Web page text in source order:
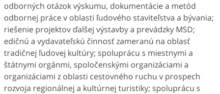
odborných otázok výskumu, dokumentácie a metód
odbornej práce v oblasti ľudového staviteľstva a bývania;
riešenie projektov ďalšej výstavby a prevádzky MSD;
edičnú a vydavateľskú činnosť zameranú na oblasť
tradičnej ľudovej kultúry; spoluprácu s miestnymi a
štátnymi orgánmi, spoločenskými organizáciami a
organizáciami z oblasti cestovného ruchu v prospech
rozvoja regionálnej a kultúrnej turistiky; spoluprácu s